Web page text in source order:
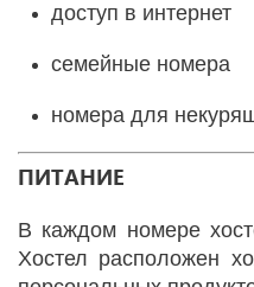
доступ в интернет
семейные номера
номера для
ПИТАНИЕ
В каждом номере
Хостел расположен